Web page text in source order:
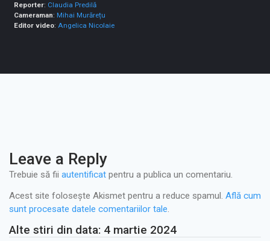
Reporter: Claudia Predilă
Cameraman: Mihai Murărețu
Editor video:Angelica Nicolaie
Leave a Reply
Trebuie să fii autentificat pentru a publica un comentariu.
Acest site folosește Akismet pentru a reduce spamul. Află cum
sunt procesate datele comentariilor tale.
Alte stiri din data: 4 martie 2024